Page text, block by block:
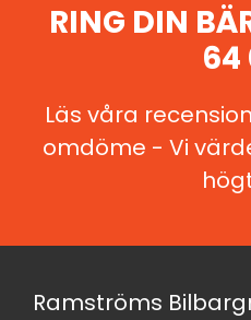
RING DIN
64
Läs våra
omdöme - Vi
Ramströms